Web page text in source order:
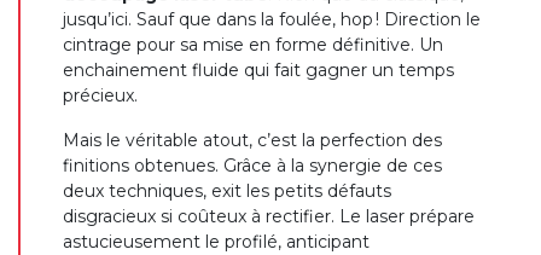
jusqu’ici. Sauf que dans la foulée, hop ! Direction le
cintrage pour sa mise en forme définitive. Un
enchainement fluide qui fait gagner un temps
précieux.
Mais le véritable atout, c’est la perfection des
finitions obtenues. Grâce à la synergie de ces
deux techniques, exit les petits défauts
disgracieux si coûteux à rectifier. Le laser prépare
astucieusement le profilé, anticipant